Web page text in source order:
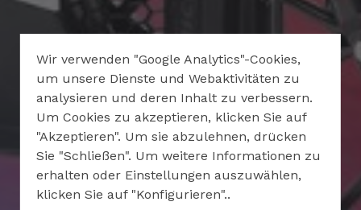
Wir verwenden "Google Analytics"-Cookies,
um unsere Dienste und Webaktivitäten zu
analysieren und deren Inhalt zu verbessern.
Um Cookies zu akzeptieren, klicken Sie auf
"Akzeptieren". Um sie abzulehnen, drücken
Sie "Schließen". Um weitere Informationen zu
erhalten oder Einstellungen auszuwählen,
klicken Sie auf "Konfigurieren"..